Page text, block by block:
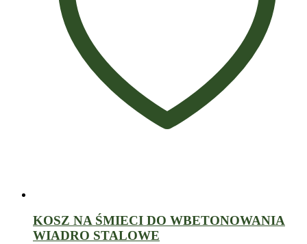
KOSZ NA ŚMIECI DO WBETONOWANIA
WIADRO STALOWE